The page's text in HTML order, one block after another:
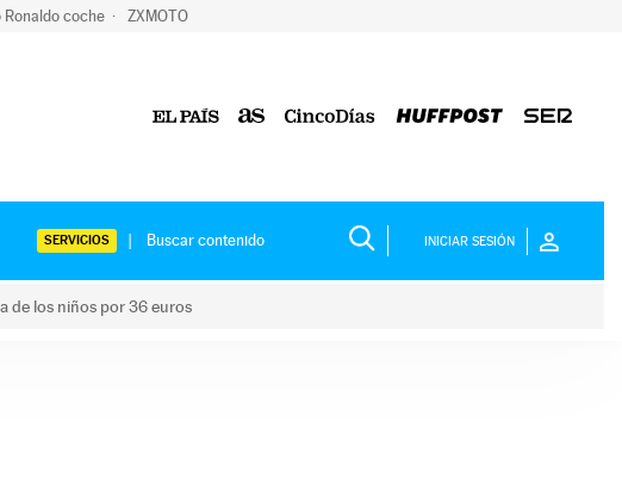
Ronaldo coche ZXMOTO
SERVICIOS INICIAR SESIÓN
de los niños por 36 euros